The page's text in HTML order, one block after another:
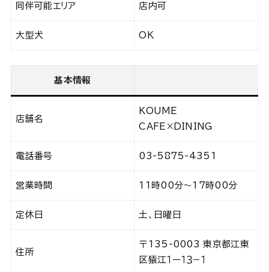
同伴可能エリア 店内可
大型犬 OK
基本情報
店舗名
KOUME
CAFE×DINING
電話番号 03-5875-4351
営業時間 11時00分～17時00分
定休日 土、日曜日
住所
〒135-0003 東京都江東
区猿江１ー１３−１